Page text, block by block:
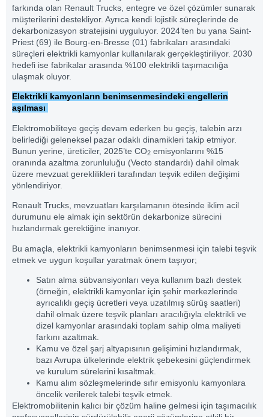
farkında olan Renault Trucks, entegre ve özel çözümler sunarak
müşterilerini destekliyor. Ayrıca kendi lojistik süreçlerinde de
dekarbonizasyon stratejisini uyguluyor. 2024’ten bu yana Saint-
Priest (69) ile Bourg-en-Bresse (01) fabrikaları arasındaki
süreçleri elektrikli kamyonlar kullanılarak gerçekleştiriliyor. 2030
hedefi ise fabrikalar arasında %100 elektrikli taşımacılığa
ulaşmak oluyor.
Elektrikli kamyonların benimsenmesindeki engellerin
aşılması
Elektromobiliteye geçiş devam ederken bu geçiş, talebin arzı
belirlediği geleneksel pazar odaklı dinamikleri takip etmiyor.
Bunun yerine, üreticiler, 2025’te CO2 emisyonlarını %15
oranında azaltma zorunluluğu (Vecto standardı) dahil olmak
üzere mevzuat gereklilikleri tarafından teşvik edilen değişimi
yönlendiriyor.
Renault Trucks, mevzuatları karşılamanın ötesinde iklim acil
durumunu ele almak için sektörün dekarbonize sürecini
hızlandırmak gerektiğine inanıyor.
Bu amaçla, elektrikli kamyonların benimsenmesi için talebi teşvik
etmek ve uygun koşullar yaratmak önem taşıyor;
Satın alma sübvansiyonları veya kullanım bazlı destek
(örneğin, elektrikli kamyonlar için şehir merkezlerinde
ayrıcalıklı geçiş ücretleri veya uzatılmış sürüş saatleri)
dahil olmak üzere teşvik planları aracılığıyla elektrikli ve
dizel kamyonlar arasındaki toplam sahip olma maliyeti
farkını azaltmak.
Kamu ve özel şarj altyapısının gelişimini hızlandırmak,
bazı Avrupa ülkelerinde elektrik şebekesini güçlendirmek
ve kurulum sürelerini kısaltmak.
Kamu alım sözleşmelerinde sıfır emisyonlu kamyonlara
öncelik verilerek talebi teşvik etmek.
Elektromobilitenin kalıcı bir çözüm haline gelmesi için taşımacılık